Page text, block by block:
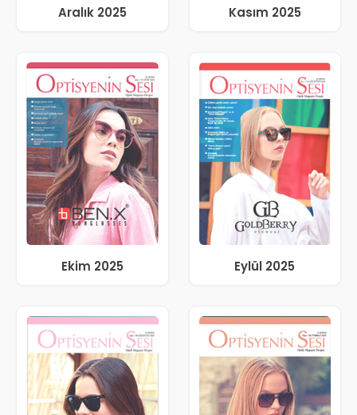
Aralık 2025 Kasım 2025
Ekim 2025 Eylül 2025